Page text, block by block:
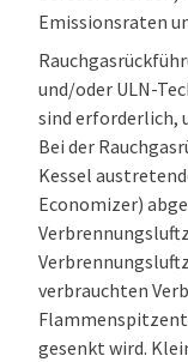
Emissionsraten
und/oder ULN-
sind erforderlich,
Bei der
Kessel
Economizer)
verbrauchten
gesenkt wird.